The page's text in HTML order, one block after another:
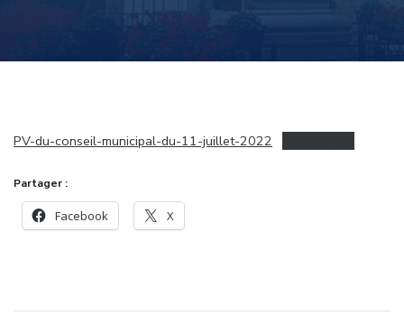
PV-du-conseil-municipal-du-11-juillet-2022
Partager :
Facebook X